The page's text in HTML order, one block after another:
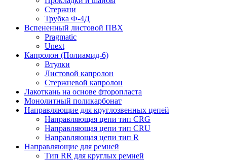
Стержни
Трубка Ф-4Д
Вспененный листовой ПВХ
Pragmatic
Unext
Капролон (Полиамид-6)
Втулки
Листовой капролон
Стержневой капролон
Лакоткань на основе фторопласта
Монолитный поликарбонат
Направляющие для круглозвенных цепей
Направляющая цепи тип CRG
Направляющая цепи тип CRU
Направляющая цепи тип R
Направляющие для ремней
Тип RR для круглых ремней